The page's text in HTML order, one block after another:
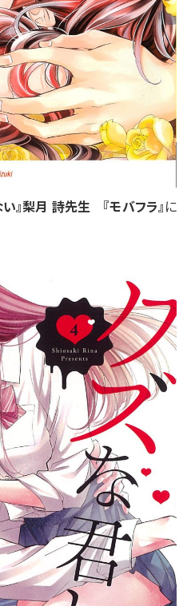
い』梨月 詩先生 『モバフラ』に